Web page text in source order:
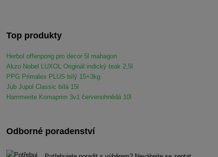
Top produkty
Herbol offenporig pro decor 5l mahagon
Akzo Nobel LUXOL Originál indický teak 2,5l
PPG Primalex PLUS bílý 15+3kg
Jub Jupol Classic bílá 15l
Hammerite Komaprim 3v1 červenohnědá 10l
Odborné poradenství